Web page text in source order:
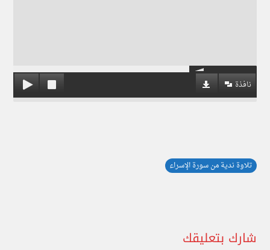
نافذة
تلاوة ندية من سورة الإسراء
شارك بتعليقك